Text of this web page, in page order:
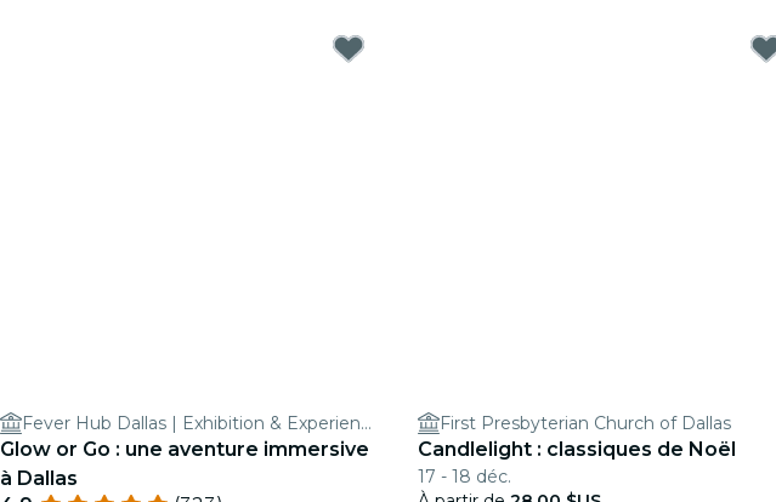
Fever Hub Dallas | Exhibition & Experience Center
Glow or Go : une aventure immersive
à Dallas
First Presbyterian Church of Dallas
Candlelight : classiques de Noël
17 - 18 déc.